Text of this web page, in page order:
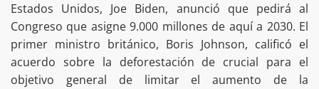
Estados Unidos, Joe Biden, anunció que pedirá al
Congreso que asigne 9.000 millones de aquí a 2030. El
primer ministro británico, Boris Johnson, calificó el
acuerdo sobre la deforestación de crucial para el
objetivo general de limitar el aumento de la